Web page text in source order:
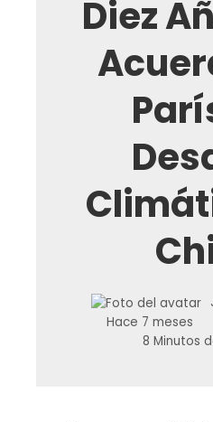
Diez
Hace 7 meses
8 Minutos